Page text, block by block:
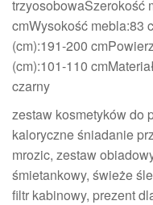
trzyosobowaSzerokość
cmWysokość mebla:83
(cm):191-200
(cm):101-110
czarny
zestaw kosmetyków do
kaloryczne śniadanie
mrozic, zestaw
śmietankowy, świeże
filtr kabinowy, prezent